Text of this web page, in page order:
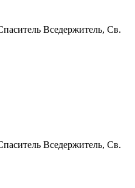
Вседержитель, Св.
Вседержитель, Св.